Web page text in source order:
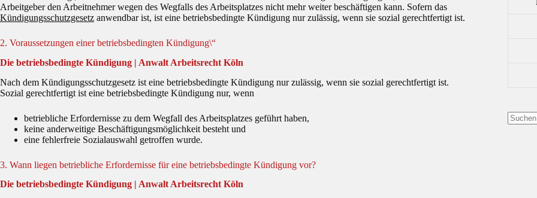
Arbeitgeber den Arbeitnehmer wegen des Wegfalls des Arbeitsplatzes nicht mehr weiter beschäftigen kann. Sofern das
Kündigungsschutzgesetz anwendbar ist, ist eine betriebsbedingte Kündigung nur zulässig, wenn sie sozial gerechtfertigt ist.
2. Voraussetzungen einer betriebsbedingten Kündigung\“
Die betriebsbedingte Kündigung | Anwalt Arbeitsrecht Köln
Nach dem Kündigungsschutzgesetz ist eine betriebsbedingte Kündigung nur zulässig, wenn sie sozial gerechtfertigt ist.
Sozial gerechtfertigt ist eine betriebsbedingte Kündigung nur, wenn
betriebliche Erfordernisse zu dem Wegfall des Arbeitsplatzes geführt haben,
keine anderweitige Beschäftigungsmöglichkeit besteht und
eine fehlerfreie Sozialauswahl getroffen wurde.
3. Wann liegen betriebliche Erfordernisse für eine betriebsbedingte Kündigung vor?
Die betriebsbedingte Kündigung | Anwalt Arbeitsrecht Köln